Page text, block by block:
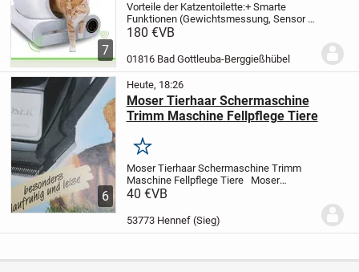
7
Vorteile der Katzentoilette:+ Smarte
Funktionen (Gewichtsmessung, Sensor &
Sicherheitssystem)
Gerüche mehr im Haus+ Sparen Sie Zeit
180 €VB
01816 Bad Gottleuba-Berggießhübel
6
Heute, 18:26
Moser Tierhaar Schermaschine
Trimm Maschine Fellpflege Tiere
Merken
Moser Tierhaar Schermaschine Trimm
Maschine Fellpflege Tiere
Moser
Tierhaar Schermaschine Trimm
funktionstüchtigem Gebrauchszustand
Form Ausführung und...
40 €VB
53773 Hennef (Sieg)